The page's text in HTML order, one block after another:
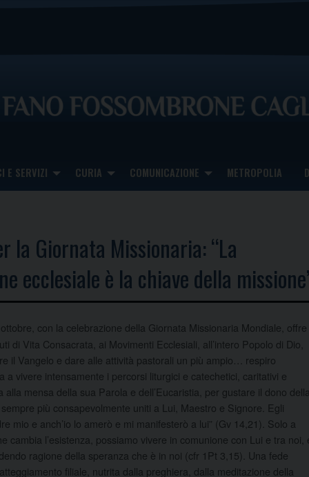
E SERVIZI CURIA COMUNICAZIONE METROPOLIA
la Giornata Missionaria: “La
ecclesiale è la chiave della
con la celebrazione della Giornata Missionaria Mondiale, offre
di Vita Consacrata, ai Movimenti Ecclesiali, all’intero Popolo di Dio,
il Vangelo e dare alle attività pastorali un più ampio…
respiro
a vivere intensamente i percorsi liturgici e catechetici, caritativi e
mensa della sua Parola e dell’Eucaristia, per gustare il dono della
più consapevolmente uniti a Lui, Maestro e Signore. Egli
mio e anch’io lo amerò e mi manifesterò a lui” (Gv 14,21). Solo a
cambia l’esistenza, possiamo vivere in comunione con Lui e tra noi,
ragione della speranza che è in noi (cfr 1Pt 3,15). Una fede
filiale, nutrita dalla preghiera, dalla meditazione della